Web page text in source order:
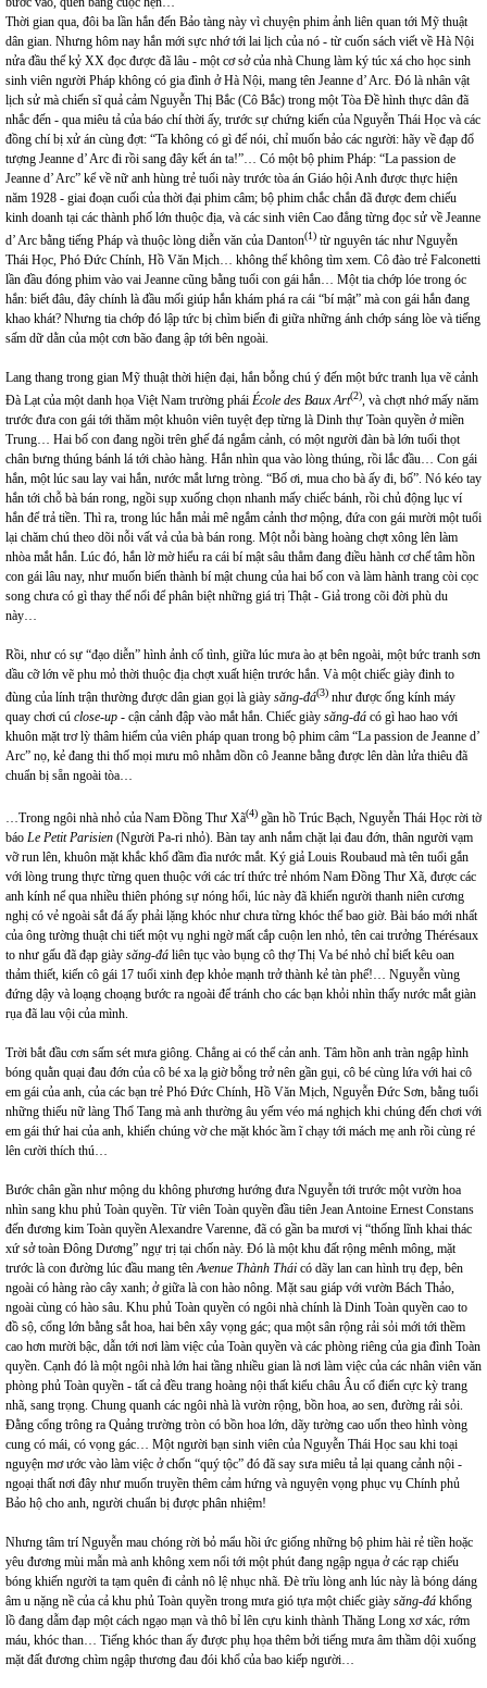
Thời gian qua, đôi ba lần hắn đến Bảo tàng này vì chuyện phim ảnh liên quan tới Mỹ thuật
dân gian. Nhưng hôm nay hắn mới sực nhớ tới lai lịch của nó - từ cuốn sách viết về Hà Nội
nửa đầu thế kỷ XX đọc được đã lâu - một cơ sở của nhà Chung làm ký túc xá cho học sinh
sinh viên người Pháp không có gia đình ở Hà Nội, mang tên Jeanne d’ Arc. Đó là nhân vật
lịch sử mà chiến sĩ quả cảm Nguyễn Thị Bắc (Cô Bắc) trong một Tòa Đề hình thực dân đã
nhắc đến - qua miêu tả của báo chí thời ấy, trước sự chứng kiến của Nguyễn Thái Học và các
đồng chí bị xử án cùng đợt: “Ta không có gì để nói, chỉ muốn bảo các người: hãy về đạp đổ
tượng Jeanne d’ Arc đi rồi sang đây kết án ta!”… Có một bộ phim Pháp: “La passion de
Jeanne d’ Arc” kể về nữ anh hùng trẻ tuổi này trước tòa án Giáo hội Anh được thực hiện
năm 1928 - giai đoạn cuối của thời đại phim câm; bộ phim chắc chắn đã được đem chiếu
kinh doanh tại các thành phố lớn thuộc địa, và các sinh viên Cao đẳng từng đọc sử về Jeanne
d’ Arc bằng tiếng Pháp và thuộc lòng diễn văn của Danton(1) từ nguyên tác như Nguyễn
Thái Học, Phó Đức Chính, Hồ Văn Mịch… không thể không tìm xem. Cô đào trẻ Falconetti
lần đầu đóng phim vào vai Jeanne cũng bằng tuổi con gái hắn… Một tia chớp lóe trong óc
hắn: biết đâu, đây chính là đầu mối giúp hắn khám phá ra cái “bí mật” mà con gái hắn đang
khao khát? Nhưng tia chớp đó lập tức bị chìm biến đi giữa những ánh chớp sáng lòe và tiếng
sấm dữ dằn của một cơn bão đang ập tới bên ngoài.
Lang thang trong gian Mỹ thuật thời hiện đại, hắn bỗng chú ý đến một bức tranh lụa vẽ cảnh
Đà Lạt của một danh họa Việt Nam trường phái École des Baux Art(2), và chợt nhớ mấy năm
trước đưa con gái tới thăm một khuôn viên tuyệt đẹp từng là Dinh thự Toàn quyền ở miền
Trung… Hai bố con đang ngồi trên ghế đá ngắm cảnh, có một người đàn bà lớn tuổi thọt
chân bưng thúng bánh lá tới chào hàng. Hắn nhìn qua vào lòng thúng, rồi lắc đầu… Con gái
hắn, một lúc sau lay vai hắn, nước mắt lưng tròng. “Bố ơi, mua cho bà ấy đi, bố”. Nó kéo tay
hắn tới chỗ bà bán rong, ngồi sụp xuống chọn nhanh mấy chiếc bánh, rồi chủ động lục ví
hắn để trả tiền. Thì ra, trong lúc hắn mải mê ngắm cảnh thơ mộng, đứa con gái mười một tuổi
lại chăm chú theo dõi nỗi vất vả của bà bán rong. Một nỗi bàng hoàng chợt xông lên làm
nhòa mắt hắn. Lúc đó, hắn lờ mờ hiểu ra cái bí mật sâu thẳm đang điều hành cơ chế tâm hồn
con gái lâu nay, như muốn biến thành bí mật chung của hai bố con và làm hành trang còi cọc
song chưa có gì thay thế nổi để phân biệt những giá trị Thật - Giả trong cõi đời phù du
này…
Rồi, như có sự “đạo diễn” hình ảnh cố tình, giữa lúc mưa ào ạt bên ngoài, một bức tranh sơn
dầu cỡ lớn vẽ phu mỏ thời thuộc địa chợt xuất hiện trước hắn. Và một chiếc giày đinh to
đùng của lính trận thường được dân gian gọi là giày săng-đá(3) như được ống kính máy
quay chơi cú close-up - cận cảnh đập vào mắt hắn. Chiếc giày săng-đá có gì hao hao với
khuôn mặt trơ lỳ thâm hiểm của viên pháp quan trong bộ phim câm “La passion de Jeanne d’
Arc” nọ, kẻ đang thi thố mọi mưu mô nhằm dồn cô Jeanne bằng được lên dàn lửa thiêu đã
chuẩn bị sẵn ngoài tòa…
…Trong ngôi nhà nhỏ của Nam Đồng Thư Xã(4) gần hồ Trúc Bạch, Nguyễn Thái Học rời tờ
báo Le Petit Parisien (Người Pa-ri nhỏ). Bàn tay anh nắm chặt lại đau đớn, thân người vạm
vỡ run lên, khuôn mặt khắc khổ đầm đìa nước mắt. Ký giả Louis Roubaud mà tên tuổi gắn
với lòng trung thực từng quen thuộc với các trí thức trẻ nhóm Nam Đồng Thư Xã, được các
anh kính nể qua nhiều thiên phóng sự nóng hổi, lúc này đã khiến người thanh niên cương
nghị có vẻ ngoài sắt đá ấy phải lặng khóc như chưa từng khóc thế bao giờ. Bài báo mới nhất
của ông tường thuật chi tiết một vụ nghi ngờ mất cắp cuộn len nhỏ, tên cai trưởng Thérésaux
to như gấu đã đạp giày săng-đá liên tục vào bụng cô thợ Thị Va bé nhỏ chỉ biết kêu oan
thảm thiết, kiến cô gái 17 tuổi xinh đẹp khỏe mạnh trở thành kẻ tàn phế!… Nguyễn vùng
đứng dậy và loạng choạng bước ra ngoài để tránh cho các bạn khỏi nhìn thấy nước mắt giàn
rụa đã lau vội của mình.
Trời bắt đầu cơn sấm sét mưa giông. Chẳng ai có thể cản anh. Tâm hồn anh tràn ngập hình
bóng quằn quại đau đớn của cô bé xa lạ giờ bỗng trở nên gần gụi, cô bé cùng lứa với hai cô
em gái của anh, của các bạn trẻ Phó Đức Chính, Hồ Văn Mịch, Nguyễn Đức Sơn, bằng tuổi
những thiếu nữ làng Thổ Tang mà anh thường âu yếm véo má nghịch khi chúng đến chơi với
em gái thứ hai của anh, khiến chúng vờ che mặt khóc ầm ĩ chạy tới mách mẹ anh rồi cùng ré
lên cười thích thú…
Bước chân gần như mộng du không phương hướng đưa Nguyễn tới trước một vườn hoa
nhìn sang khu phủ Toàn quyền. Từ viên Toàn quyền đầu tiên Jean Antoine Ernest Constans
đến đương kim Toàn quyền Alexandre Varenne, đã có gần ba mươi vị “thống lĩnh khai thác
xứ sở toàn Đông Dương” ngự trị tại chốn này. Đó là một khu đất rộng mênh mông, mặt
trước là con đường lúc đầu mang tênAvenue Thành Thái có dãy lan can hình trụ đẹp, bên
ngoài có hàng rào cây xanh; ở giữa là con hào nông. Mặt sau giáp với vườn Bách Thảo,
ngoài cùng có hào sâu. Khu phủ Toàn quyền có ngôi nhà chính là Dinh Toàn quyền cao to
đồ sộ, cổng lớn bằng sắt hoa, hai bên xây vọng gác; qua một sân rộng rải sỏi mới tới thềm
cao hơn mười bậc, dẫn tới nơi làm việc của Toàn quyền và các phòng riêng của gia đình Toàn
quyền. Cạnh đó là một ngôi nhà lớn hai tầng nhiều gian là nơi làm việc của các nhân viên văn
phòng phủ Toàn quyền - tất cả đều trang hoàng nội thất kiểu châu Âu cổ điển cực kỳ trang
nhã, sang trọng. Chung quanh các ngôi nhà là vườn rộng, bồn hoa, ao sen, đường rải sỏi.
Đằng cổng trông ra Quảng trường tròn có bồn hoa lớn, dãy tường cao uốn theo hình vòng
cung có mái, có vọng gác… Một người bạn sinh viên của Nguyễn Thái Học sau khi toại
nguyện mơ ước vào làm việc ở chốn “quý tộc” đó đã say sưa miêu tả lại quang cảnh nội -
ngoại thất nơi đây như muốn truyền thêm cảm hứng và nguyện vọng phục vụ Chính phủ
Bảo hộ cho anh, người chuẩn bị được phân nhiệm!
Nhưng tâm trí Nguyễn mau chóng rời bỏ mẩu hồi ức giống những bộ phim hài rẻ tiền hoặc
yêu đương mùi mẫn mà anh không xem nổi tới một phút đang ngập ngụa ở các rạp chiếu
bóng khiến người ta tạm quên đi cảnh nô lệ nhục nhã. Đè trĩu lòng anh lúc này là bóng dáng
âm u nặng nề của cả khu phủ Toàn quyền trong mưa gió tựa một chiếc giày săng-đá khổng
lồ đang dẫm đạp một cách ngạo mạn và thô bỉ lên cựu kinh thành Thăng Long xơ xác, rớm
máu, khóc than… Tiếng khóc than ấy được phụ họa thêm bởi tiếng mưa âm thầm dội xuống
mặt đất đương chìm ngập thương đau đói khổ của bao kiếp người…